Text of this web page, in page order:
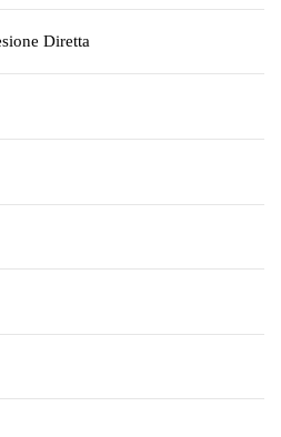
Diretta